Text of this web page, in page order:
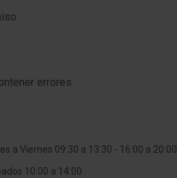
DSG
errores.
a Viernes 09:30 a 13:30 - 16:00 a 20:00
10:00 a 14:00